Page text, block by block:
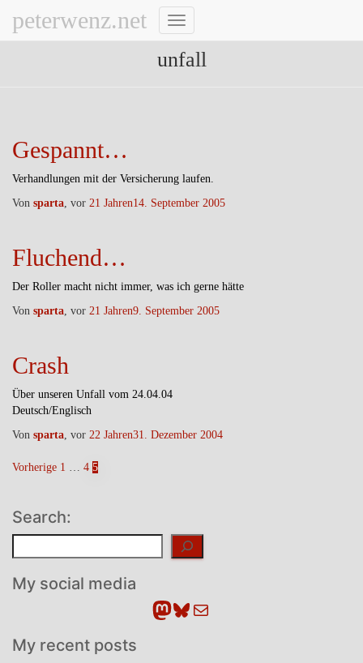
peterwenz.net
Navigation
umschalten
unfall
Gespannt…
Verhandlungen mit der Versicherung laufen.
Von sparta, vor 21 Jahren14. September 2005
Fluchend…
Der Roller macht nicht immer, was ich gerne hätte
Von sparta, vor 21 Jahren9. September 2005
Crash
Über unseren Unfall vom 24.04.04
Deutsch/Englisch
Von sparta, vor 22 Jahren31. Dezember 2004
Seitennummerierung
Beiträge
Vorherige 1 … 4 5
Search:
My social media
Mastodon
Bluesky
E-Mail
My recent posts